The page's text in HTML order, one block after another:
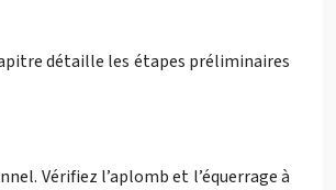
détaille les étapes préliminaires
Vérifiez l’aplomb et l’équerrage à